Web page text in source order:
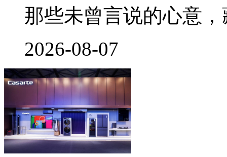
那些未曾言说的心意
2026-08-07